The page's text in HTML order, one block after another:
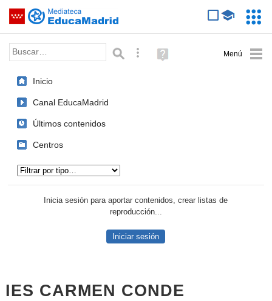
Saltar navegación
Palabra o frase: Búsqueda avanzada
Ayuda
(en
Inicio
Canal EducaMadrid
Últimos contenidos
Centros
Inicia sesión para aportar contenidos, crear listas de
reproducción...
Iniciar sesión
IES CARMEN CONDE